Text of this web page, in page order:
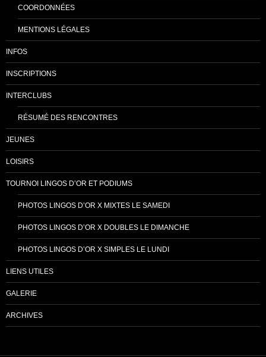
COORDONNÉES
MENTIONS LÉGALES
INFOS
INSCRIPTIONS
INTERCLUBS
RÉSUMÉ DES RENCONTRES
JEUNES
LOISIRS
TOURNOI LINGOS D’OR ET PODIUMS
PHOTOS LINGOS D’OR X MIXTES LE SAMEDI
PHOTOS LINGOS D’OR X DOUBLES LE DIMANCHE
PHOTOS LINGOS D’OR X SIMPLES LE LUNDI
LIENS UTILES
GALERIE
ARCHIVES